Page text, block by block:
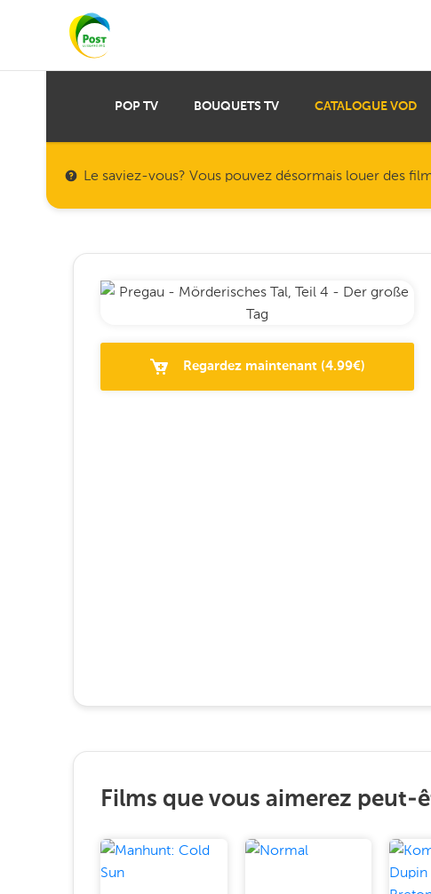
POP TV BOUQUETS TV CATALOGUE VOD
Le saviez-vous? Vous pouvez désormais louer des
Regardez maintenant (4.99€)
Films que vous aimerez peut-